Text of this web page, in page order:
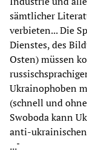
sämtlicher
verbieten... Die
Dienstes, des
Osten) müssen
Ukrainophoben
(schnell und
Swoboda kann
anti-
..."